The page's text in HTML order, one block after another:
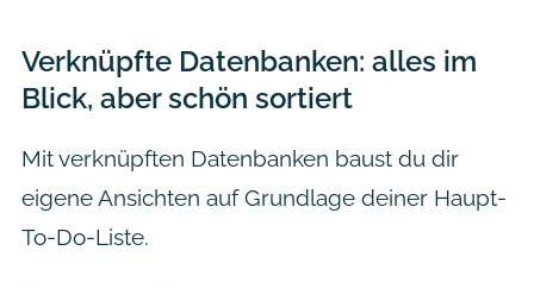
Verknüpfte Datenbanken: alles im
Blick, aber schön sortiert
Mit verknüpften Datenbanken baust du dir
eigene Ansichten auf Grundlage deiner Haupt-
To-Do-Liste.